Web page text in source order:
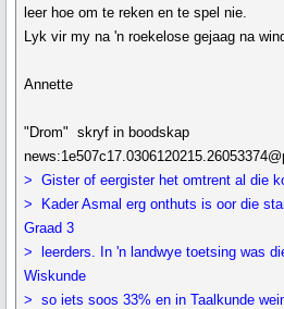
leer hoe om te reken en te spel nie.
Lyk vir my na 'n roekelose gejaag na
Annette
"Drom" skryf in boodskap
> Gister of eergister het omtrent al die
> Kader Asmal erg onthuts is oor die
Graad 3
> leerders. In 'n landwye toetsing was
Wiskunde
> so iets soos 33% en in Taalkunde